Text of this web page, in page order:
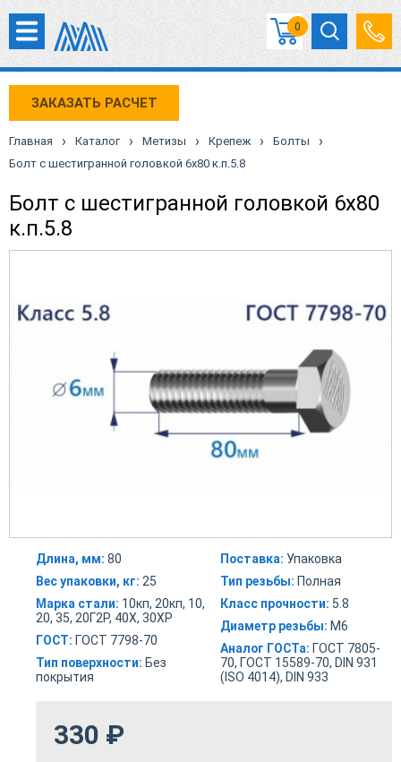
0
ЗАКАЗАТЬ РАСЧЕТ
Главная › Каталог › Метизы › Крепеж › Болты ›
Болт с шестигранной головкой 6х80 к.п.5.8
Болт с шестигранной головкой 6х80
к.п.5.8
Длина, мм: 80
Вес упаковки, кг: 25
Марка стали: 10кп, 20кп, 10,
20, 35, 20Г2Р, 40Х, 30ХР
ГОСТ: ГОСТ 7798-70
Тип поверхности: Без
покрытия
Поставка: Упаковка
Тип резьбы: Полная
Класс прочности: 5.8
Диаметр резьбы: М6
Аналог ГОСТа: ГОСТ 7805-
70, ГОСТ 15589-70, DIN 931
(ISO 4014), DIN 933
330 ₽